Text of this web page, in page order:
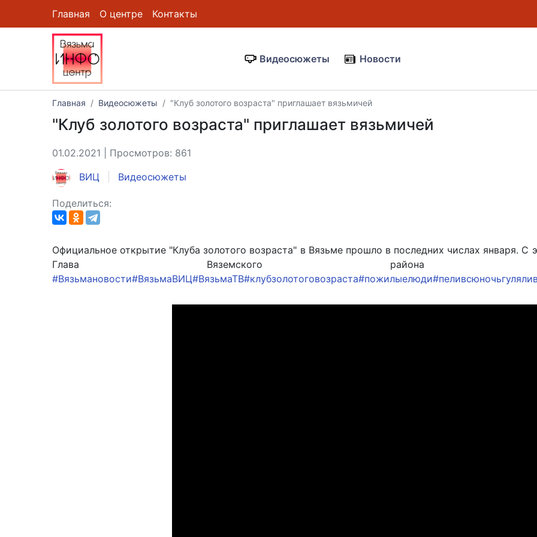
Главная О центре Контакты
Видеосюжеты Новости
Главная Видеосюжеты "Клуб золотого возраста" приглашает вязьмичей
"Клуб золотого возраста" приглашает вязьмичей
01.02.2021 | Просмотров: 861
ВИЦ Видеосюжеты
Поделиться:
Официальное открытие "Клуба золотого возраста" в Вязьме прошло в последних числах января. С
Глава Вяземского района
#Вязьмановости#ВязьмаВИЦ#ВязьмаТВ#клубзолотоговозраста#пожилыелюди